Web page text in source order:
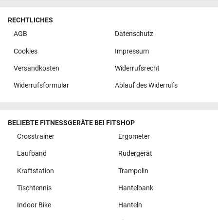
RECHTLICHES
AGB
Datenschutz
Cookies Impressum
Versandkosten Widerrufsrecht
Widerrufsformular Ablauf des Widerrufs
BELIEBTE FITNESSGERÄTE BEI FITSHOP
Crosstrainer
Ergometer
Laufband Rudergerät
Kraftstation Trampolin
Tischtennis Hantelbank
Indoor Bike Hanteln